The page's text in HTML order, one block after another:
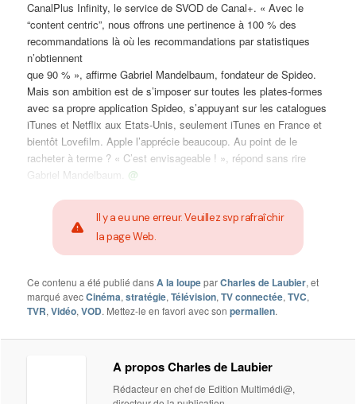
CanalPlus Infinity, le service de SVOD de Canal+. « Avec le
“content centric”, nous offrons une pertinence à 100 % des
recommandations là où les recommandations par statistiques
n’obtiennent
que 90 % », affirme Gabriel Mandelbaum, fondateur de Spideo.
Mais son ambition est de s’imposer sur toutes les plates-formes
avec sa propre application Spideo, s’appuyant sur les catalogues
iTunes et Netflix aux Etats-Unis, seulement iTunes en France et
bientôt Lovefilm. Apple l’apprécie beaucoup. Au point de le
racheter à terme ? « C’est envisageable ! », répond sans rire
Gabriel Mandelbaum. @
Il y a eu une erreur. Veuillez svp rafraîchir
la page Web.
Ce contenu a été publié dansA la loupeparCharles de Laubier, et
marqué avecCinéma,stratégie,Télévision,TV connectée,TVC,
TVR,Vidéo,VOD. Mettez-le en favori avec sonpermalien.
A propos Charles de Laubier
Rédacteur en chef de Edition Multimédi@,